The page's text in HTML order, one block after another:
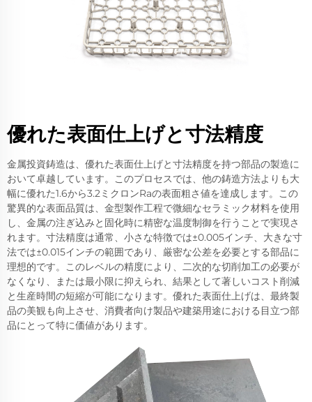
優れた表面仕上げと寸法精度
金属投資鋳造は、優れた表面仕上げと寸法精度を持つ部品の製造に
おいて卓越しています。このプロセスでは、他の鋳造方法よりも大
幅に優れた1.6から3.2ミクロンRaの表面粗さ値を達成します。この
驚異的な表面品質は、金型製作工程で微細なセラミック材料を使用
し、金属の注ぎ込みと固化時に精密な温度制御を行うことで実現さ
れます。寸法精度は通常、小さな特徴では±0.005インチ、大きな寸
法では±0.015インチの範囲であり、厳密な公差を必要とする部品に
理想的です。このレベルの精度により、二次的な切削加工の必要が
なくなり、または最小限に抑えられ、結果として著しいコスト削減
と生産時間の短縮が可能になります。優れた表面仕上げは、最終製
品の美観も向上させ、消費者向け製品や建築用途における目立つ部
品にとって特に価値があります。